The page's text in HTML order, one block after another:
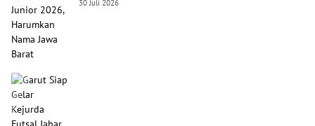
30 Juli 2026